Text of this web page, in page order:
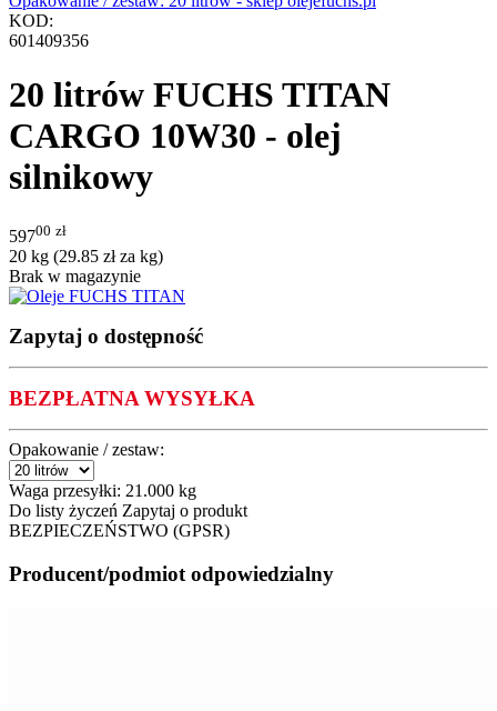
KOD:
601409356
20 litrów FUCHS TITAN
CARGO 10W30 - olej
silnikowy
59700 zł
20 kg (29.85 złza kg)
Brak w magazynie
Zapytaj o dostępność
BEZPŁATNA WYSYŁKA
Opakowanie / zestaw:
Waga przesyłki: 21.000 kg
Do listy życzeń Zapytaj o produkt
BEZPIECZEŃSTWO (GPSR)
Producent/podmiot odpowiedzialny